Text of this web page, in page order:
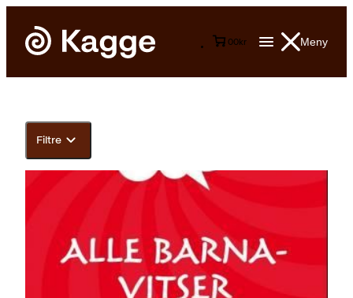
Meny
00kr
Filtre